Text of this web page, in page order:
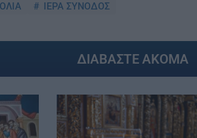
ΙΕΡΑ ΣΥΝΟΔΟΣ
ΔΙΑΒΑΣΤΕ ΑΚΟΜΑ